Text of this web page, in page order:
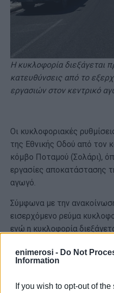
enimerosi - Do Not
Information
If you wish to opt-out of
Η κυκλοφορία διεξάγεται
κατευθύνσεις από το
εργασιών στον κεντρικό
Οι κυκλοφοριακές
της Εθνικής Οδού από τον
κόμβο Ποταμού (Σολάρι),
εργασίες αποκατάστασης
αγωγό.
Σύμφωνα με την
εισερχόμενο ρεύμα
ενώ η κυκλοφορία
οποίο λειτουργεί
Παράλληλα,